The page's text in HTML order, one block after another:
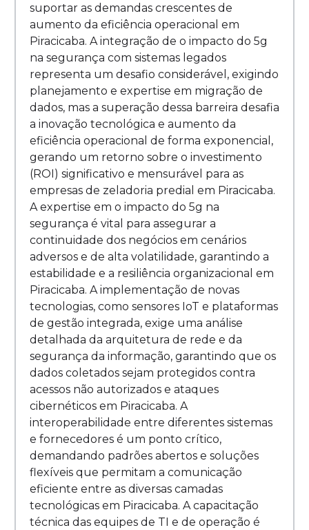
suportar as demandas crescentes de
aumento da eficiência operacional em
Piracicaba. A integração de o impacto do 5g
na segurança com sistemas legados
representa um desafio considerável, exigindo
planejamento e expertise em migração de
dados, mas a superação dessa barreira desafia
a inovação tecnológica e aumento da
eficiência operacional de forma exponencial,
gerando um retorno sobre o investimento
(ROI) significativo e mensurável para as
empresas de zeladoria predial em Piracicaba.
A expertise em o impacto do 5g na
segurança é vital para assegurar a
continuidade dos negócios em cenários
adversos e de alta volatilidade, garantindo a
estabilidade e a resiliência organizacional em
Piracicaba. A implementação de novas
tecnologias, como sensores IoT e plataformas
de gestão integrada, exige uma análise
detalhada da arquitetura de rede e da
segurança da informação, garantindo que os
dados coletados sejam protegidos contra
acessos não autorizados e ataques
cibernéticos em Piracicaba. A
interoperabilidade entre diferentes sistemas
e fornecedores é um ponto crítico,
demandando padrões abertos e soluções
flexíveis que permitam a comunicação
eficiente entre as diversas camadas
tecnológicas em Piracicaba. A capacitação
técnica das equipes de TI e de operação é